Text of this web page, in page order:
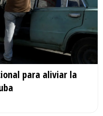
para aliviar la